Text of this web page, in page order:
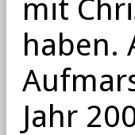
mit
haben.
Jahr